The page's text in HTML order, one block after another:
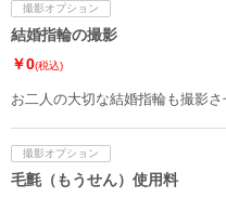
撮影オプション
結婚指輪の撮影
￥0(税込)
お二人の大切な結婚指輪も撮影さ
撮影オプション
毛氈（もうせん）使用料